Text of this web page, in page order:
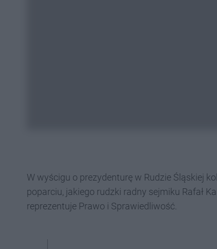
W wyścigu o prezydenturę w Rudzie Śląskiej
poparciu, jakiego rudzki radny sejmiku Rafał
reprezentuje Prawo i Sprawiedliwość.